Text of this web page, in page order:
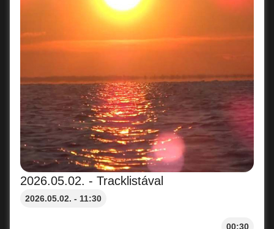
2026.05.02. - Tracklistával
2026.05.02. - 11:30
00:30